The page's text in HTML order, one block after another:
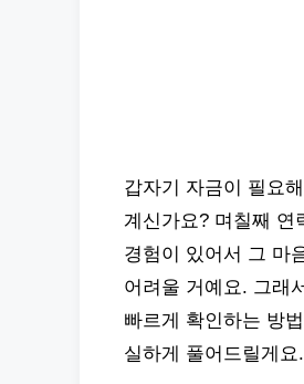
갑자기 자금이 필요
계신가요? 며칠째 연
경험이 있어서 그 마
어려울 거예요. 그래
빠르게 확인하는 방
실하게 풀어드릴게요.